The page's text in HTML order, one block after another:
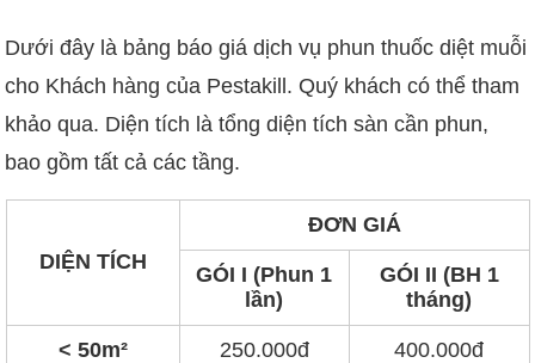
Dưới đây là bảng báo giá dịch vụ phun thuốc diệt muỗi
cho Khách hàng của Pestakill. Quý khách có thể tham
khảo qua. Diện tích là tổng diện tích sàn cần phun,
bao gồm tất cả các tầng.
DIỆN TÍCH
ĐƠN GIÁ
GÓI I (Phun 1
lần)
GÓI II (BH 1
tháng)
< 50m² 250.000đ 400.000đ